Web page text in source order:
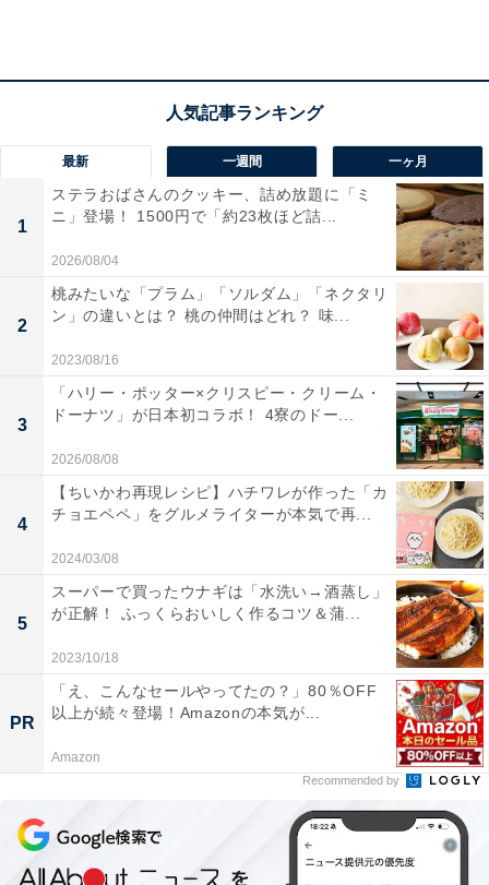
豚角煮のスライスがはみ出ている
パッケージを開けてみると、スライスされた豚角煮が目
に飛び込んできます。
最新 一週間 一ヶ月
1
ステラおばさんのクッキー、詰め放題に「ミ
ニ」登場！ 1500円で「約23枚ほど詰...
2026/08/04
2
桃みたいな「プラム」「ソルダム」「ネクタリ
ン」の違いとは？ 桃の仲間はどれ？ 味...
2023/08/16
3
「ハリー・ポッター×クリスピー・クリーム・
ドーナツ」が日本初コラボ！ 4寮のドー...
2026/08/08
4
【ちいかわ再現レシピ】ハチワレが作った「カ
チョエペペ」をグルメライターが本気で再...
2024/03/08
5
スーパーで買ったウナギは「水洗い→酒蒸し」
が正解！ ふっくらおいしく作るコツ＆蒲...
2023/10/18
PR
「え、こんなセールやってたの？」80％OFF
以上が続々登場！Amazonの本気が...
Amazon
Recommended by